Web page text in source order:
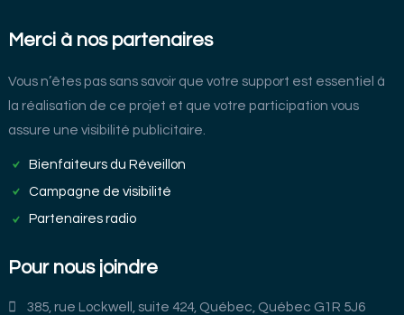
Merci à nos partenaires
Vous n’êtes pas sans savoir que votre support est essentiel à
la réalisation de ce projet et que votre participation vous
assure une visibilité publicitaire.
Bienfaiteurs du Réveillon
Campagne de visibilité
Partenaires radio
Pour nous joindre
385, rue Lockwell, suite 424, Québec, Québec G1R 5J6